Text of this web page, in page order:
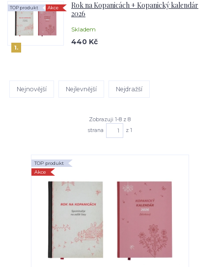
1.
Rok na Kopanicách + Kopanický kalendár
2026
Skladem
TOP produkt Akce
440 Kč
Nejnovější Nejlevnější Nejdražší
Zobrazuji 1-8 z 8
strana
z 1
TOP produkt
Akce